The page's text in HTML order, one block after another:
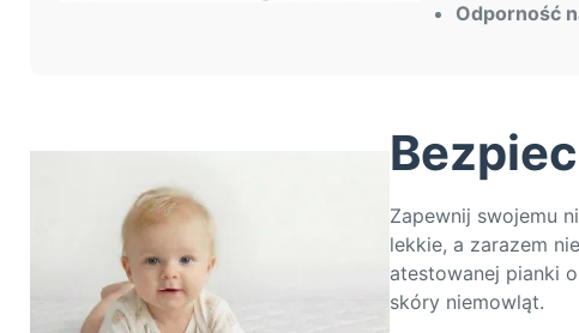
Odporność
Zapewnij swojemu
lekkie, a zarazem
atestowanej pianki
skóry niemowląt.